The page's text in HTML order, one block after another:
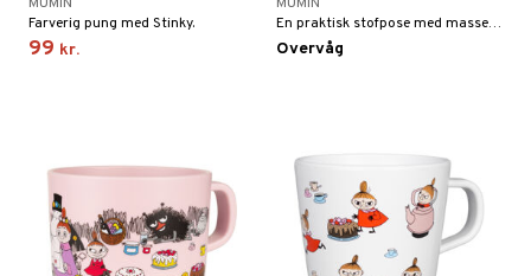
MUMIN
Farverig pung med Stinky.
99 kr.
MUMIN
En praktisk stofpose med masser af Mumitroldene-karakterer.
Overvåg